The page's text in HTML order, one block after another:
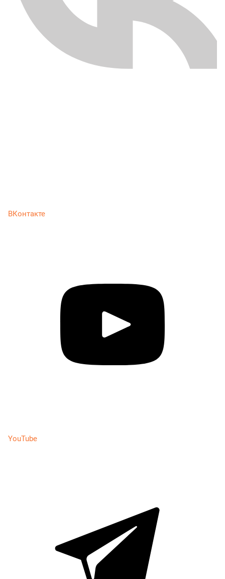
ВКонтакте
YouTube